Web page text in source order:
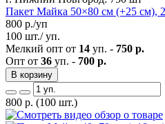
Пакет Майка 50×80 см (+25 см),
800 р./уп
100 шт./ уп.
Мелкий опт от 14 уп. - 750 р.
Опт от 36 уп. - 700 р.
В корзину
800 р. (100 шт.)